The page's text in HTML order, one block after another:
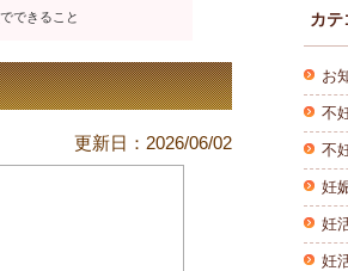
できること
更新日： 2026/06/02
カテ
お
不
不
妊
妊
妊